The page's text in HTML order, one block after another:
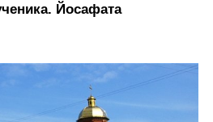
Йосафата